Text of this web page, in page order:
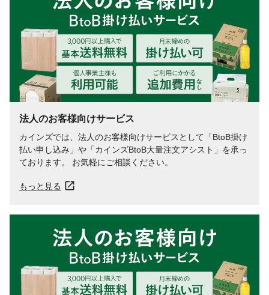
法人のお客様向けサービス
カインズでは、法人のお客様向けサービスとして「BtoB掛け
払い申し込み」や「カインズBtoB大量注文アシスト」を承っ
ております。 お気軽にご相談ください。
もっと見る